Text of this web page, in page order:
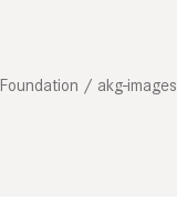
/ akg-images